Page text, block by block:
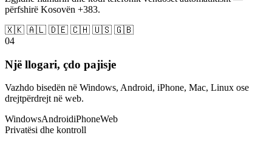
përfshirë Kosovën +383.
🇽🇰 🇦🇱 🇩🇪 🇨🇭 🇺🇸 🇬🇧
04
Një llogari, çdo pajisje
Vazhdo bisedën në Windows, Android, iPhone, Mac, Linux ose
drejtpërdrejt në web.
WindowsAndroidiPhoneWeb
Privatësi dhe kontroll